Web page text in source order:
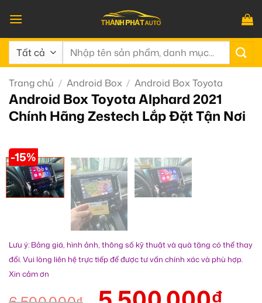
qua
nội
dung
Tìm
Trang chủ / Android Box / Android Box Toyota
Android Box Toyota Alphard 2021
Chính Hãng Zestech Lắp Đặt Tận Nơi
-15%
Lưu ý: Bảng giá, hình ảnh, thông số kỹ thuật và quà tặng có thể thay
đổi. Vui lòng liên hệ trực tiếp để được tư vấn chính xác và phù hợp.
Xin cảm ơn